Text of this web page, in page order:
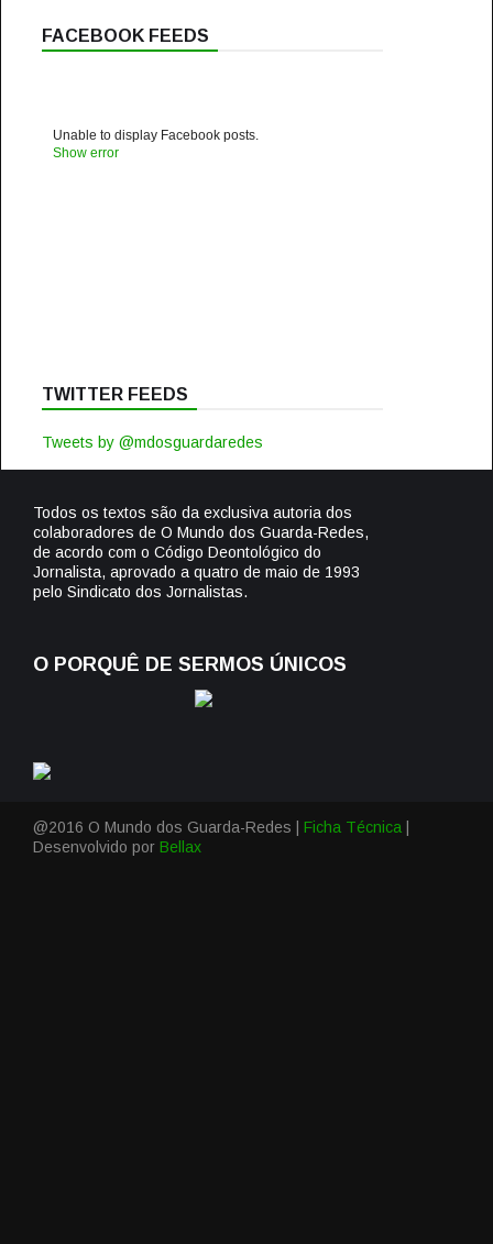
FACEBOOK FEEDS
Unable to display Facebook posts.
Show error
TWITTER FEEDS
Tweets by @mdosguardaredes
Todos os textos são da exclusiva autoria dos
colaboradores de O Mundo dos Guarda-Redes,
de acordo com o Código Deontológico do
Jornalista, aprovado a quatro de maio de 1993
pelo Sindicato dos Jornalistas.
O PORQUÊ DE SERMOS ÚNICOS
@2016 O Mundo dos Guarda-Redes | Ficha Técnica
Desenvolvido por Bellax